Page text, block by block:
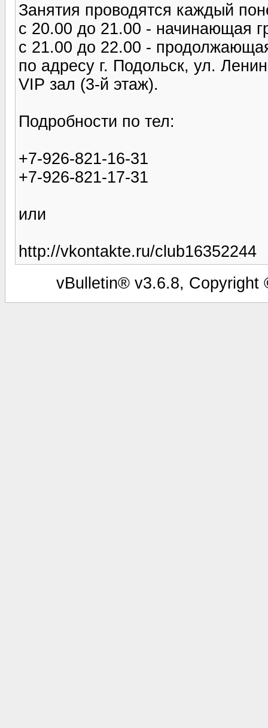
Занятия проводятся каждый
с 20.00 до 21.00 - начинающая
с 21.00 до 22.00 -
по адресу г. Подольск, ул.
VIP зал (3-й этаж).
Подробности по тел:
+7-926-821-16-31
+7-926-821-17-31
или
http://vkontakte.ru/club16352244
vBulletin® v3.6.8, Copyright